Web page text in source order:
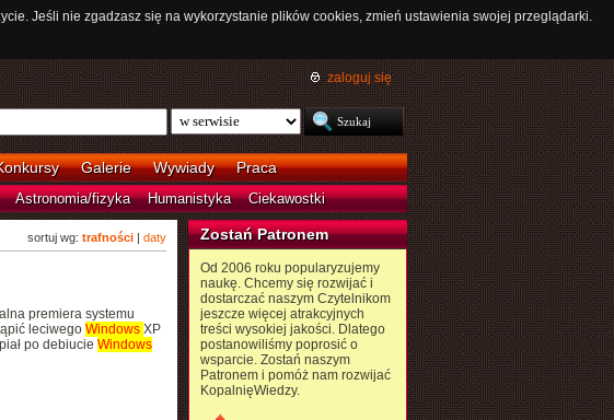
Jeśli nie zgadzasz się na wykorzystanie plików cookies, zmień ustawienia swojej przeglądarki.
zaloguj się
Galerie Wywiady Praca
Astronomia/fizyka Humanistyka Ciekawostki
sortuj wg: trafności| daty
premiera systemu
leciwego Windows XP
po debiucie Windows
Zostań Patronem
Od 2006 roku popularyzujemy
naukę. Chcemy się rozwijać i
dostarczać naszym Czytelnikom
jeszcze więcej atrakcyjnych
treści wysokiej jakości. Dlatego
postanowiliśmy poprosić o
wsparcie. Zostań naszym
Patronem i pomóż nam rozwijać
KopalnięWiedzy.